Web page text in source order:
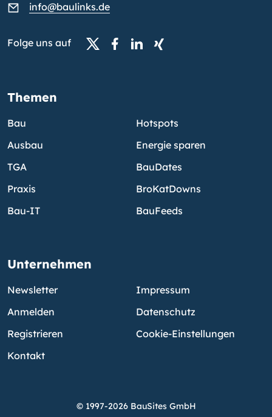
info@baulinks.de
Folge uns auf
Themen
Bau
Ausbau
TGA
Praxis
Bau-IT
Hotspots
Energie sparen
BauDates
BroKatDowns
BauFeeds
Unternehmen
Newsletter
Anmelden
Registrieren
Kontakt
Impressum
Datenschutz
Cookie-Einstellungen
© 1997-2026 BauSites GmbH